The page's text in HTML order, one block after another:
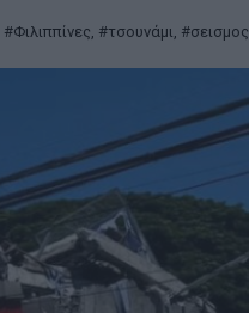
Φιλιππίνες, τσουνάμι, σεισμος